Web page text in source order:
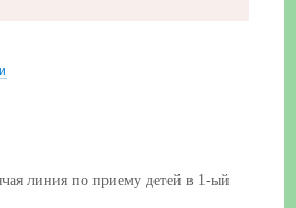
линия по приему детей в 1-ый